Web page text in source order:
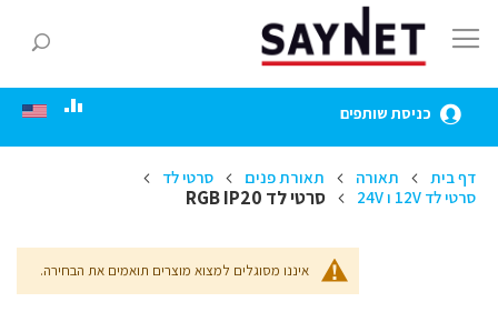
to
Content
כניסת שותפים
דף בית תאורה תאורת פנים
סרטי לד
סרטי לד 12V ו 24V
סרטי לד RGB IP20
איננו מסוגלים למצוא מוצרים תואמים את הבחירה.